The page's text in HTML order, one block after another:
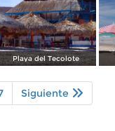
Playa del Tecolote
Siguiente